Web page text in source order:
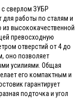
с сверлом ЗУБР
работы по сталям и
из высококачественной
превосходную
отверстий от 4 до
оно позволяет
усилиями. Общая
его компактным и
гарантирует
подточка и угол